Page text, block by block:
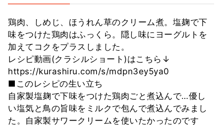
鶏肉、しめじ、ほうれん草のクリーム煮。塩麹で下
味をつけた鶏肉はふっくら。隠し味にヨーグルトを
加えてコクをプラスしました。
レシピ動画(クラシルショート)はこちら↓
https://kurashiru.com/s/mdpn3ey5ya0
■このレシピの生い立ち
自家製塩麹で下味をつけた鶏肉ごと煮込んで…優し
い塩気と鳥の旨味をミルクで包んで煮込んでみまし
た。自家製サワークリームを使いたかったのです